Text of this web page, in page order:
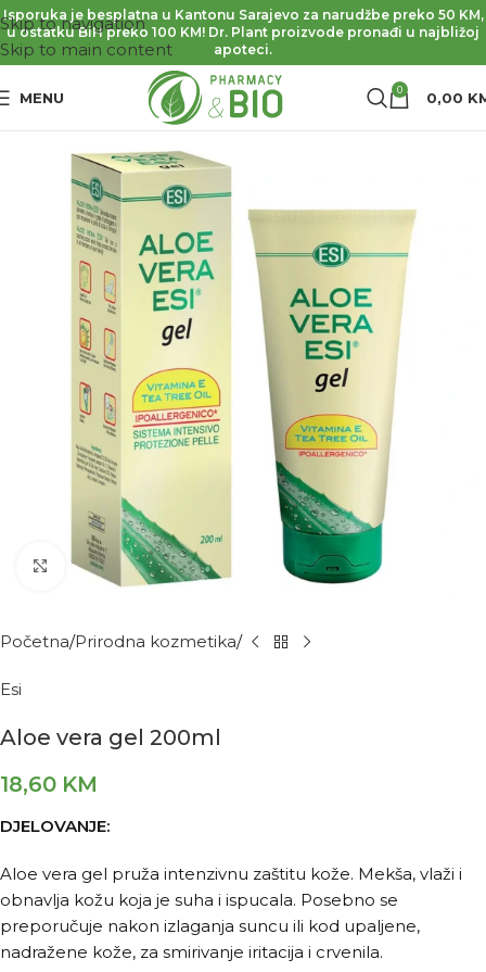
Skip to navigation
Skip to main content
Isporuka je besplatna u Kantonu Sarajevo za narudžbe preko 50 KM,
u ostatku BiH preko 100 KM! Dr. Plant proizvode pronađi u najbližoj
apoteci.
MENU 0 0,00
Kliknite za povećanje
Početna Prirodna kozmetika
Esi
Aloe vera gel 200ml
18,60 KM
DJELOVANJE:
Aloe vera gel pruža intenzivnu zaštitu kože. Mekša, vlaži i
obnavlja kožu koja je suha i ispucala. Posebno se
preporučuje nakon izlaganja suncu ili kod upaljene,
nadražene kože, za smirivanje iritacija i crvenila.